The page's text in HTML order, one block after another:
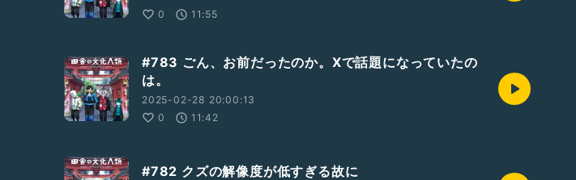
0
11:55
#783 ごん、お前だったのか。Xで話題になっていたの
は。
2025-02-28 20:00:13
0
11:42
#782 クズの解像度が低すぎる故に